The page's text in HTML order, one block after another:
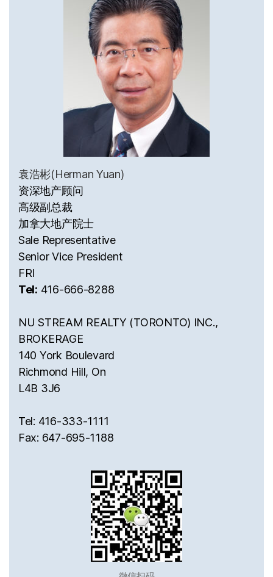
袁浩彬(Herman Yuan)
资深地产顾问
高级副总裁
加拿大地产院士
Sale Representative
Senior Vice President
FRI
Tel: 416-666-8288
NU STREAM REALTY (TORONTO) INC.,
BROKERAGE
140 York Boulevard
Richmond Hill, On
L4B 3J6
Tel: 416-333-1111
Fax: 647-695-1188